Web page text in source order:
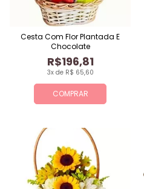
COMPRAR
3x de R$ 65,60
R$196,81
Cesta Com Flor Plantada E
Chocolate